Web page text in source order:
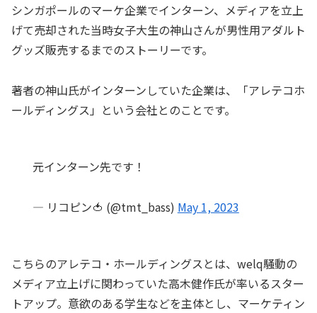
シンガポールのマーケ企業でインターン、メディアを立上
げて売却された当時女子大生の神山さんが男性用アダルト
グッズ販売するまでのストーリーです。
著者の神山氏がインターンしていた企業は、「アレテコホ
ールディングス」という会社とのことです。
元インターン先です！
— リコピン🍅 (@tmt_bass) May 1, 2023
こちらのアレテコ・ホールディングスとは、welq騒動の
メディア立上げに関わっていた高木健作氏が率いるスター
トアップ。意欲のある学生などを主体とし、マーケティン